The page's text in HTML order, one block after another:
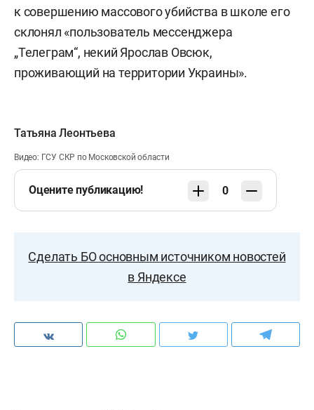
к совершению массового убийства в школе его
склонял «пользователь мессенджера
„Телеграм“, некий Ярослав Овсюк,
проживающий на территории Украины».
Татьяна Леонтьева
Видео: ГСУ СКР по Московской области
Оцените публикацию! 0
Сделать БО основным источником новостей
в Яндексе